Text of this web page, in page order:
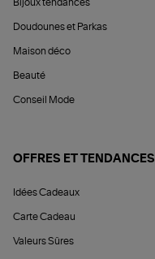
Bijoux tendances
Doudounes et Parkas
Maison déco
Beauté
Conseil Mode
OFFRES ET TENDANCES
Idées Cadeaux
Carte Cadeau
Valeurs Sûres